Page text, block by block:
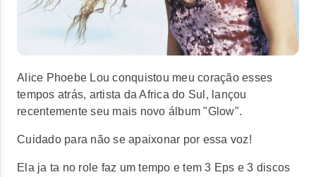
Alice Phoebe Lou conquistou meu coração esses
tempos atrás, artista da Africa do Sul, lançou
recentemente seu mais novo álbum "Glow".
Cuidado para não se apaixonar por essa voz!
Ela ja ta no role faz um tempo e tem 3 Eps e 3 discos